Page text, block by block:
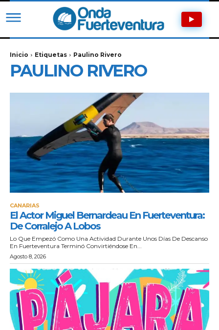
Inicio Etiquetas Paulino Rivero
PAULINO RIVERO
CANARIAS
El Actor Miguel Bernardeau En Fuerteventura:
De Corralejo A Lobos
Lo Que Empezó Como Una Actividad Durante Unos Días De Descanso
En Fuerteventura Terminó Convirtiéndose En...
Agosto 8, 2026